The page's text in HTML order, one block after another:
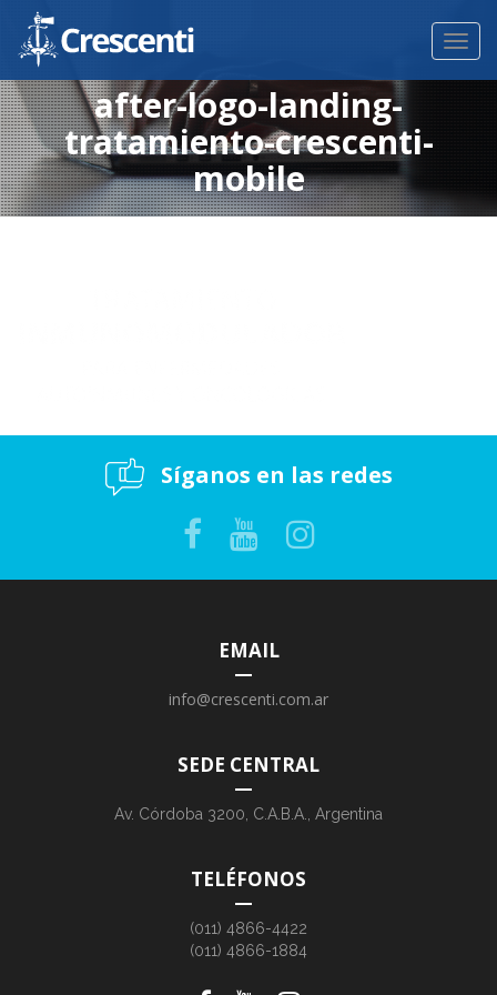
after-logo-landing-
tratamiento-crescenti-
mobile
Síganos en las redes
EMAIL
info@crescenti.com.ar
SEDE CENTRAL
Av. Córdoba 3200, C.A.B.A., Argentina
TELÉFONOS
(011) 4866-4422
(011) 4866-1884